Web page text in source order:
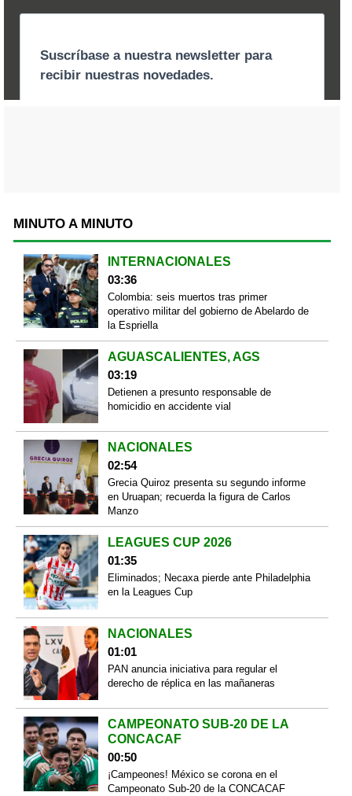
MINUTO A MINUTO
INTERNACIONALES
03:36
Colombia: seis muertos tras primer
operativo militar del gobierno de Abelardo de
la Espriella
AGUASCALIENTES, AGS
03:19
Detienen a presunto responsable de
homicidio en accidente vial
NACIONALES
02:54
Grecia Quiroz presenta su segundo informe
en Uruapan; recuerda la figura de Carlos
Manzo
LEAGUES CUP 2026
01:35
Eliminados; Necaxa pierde ante Philadelphia
en la Leagues Cup
NACIONALES
01:01
PAN anuncia iniciativa para regular el
derecho de réplica en las mañaneras
CAMPEONATO SUB-20 DE LA
CONCACAF
00:50
¡Campeones! México se corona en el
Campeonato Sub-20 de la CONCACAF